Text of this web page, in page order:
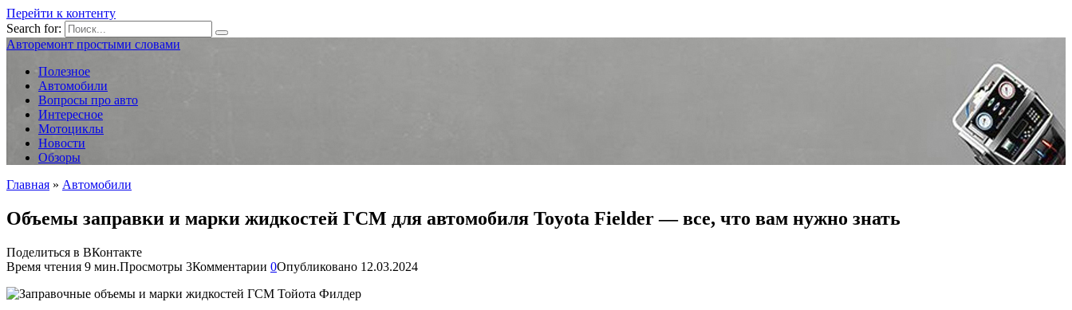
Перейти к контенту
Search for:
Авторемонт простыми словами
Полезное
Автомобили
Вопросы про авто
Интересное
Мотоциклы
Новости
Обзоры
Главная » Автомобили
Объемы заправки и марки жидкостей ГСМ для автомобиля Toyota Fielder — все, что вам нужно знать
Поделиться в ВКонтакте
Время чтения 9 мин.Просмотры 3Комментарии 0Опубликовано 12.03.2024